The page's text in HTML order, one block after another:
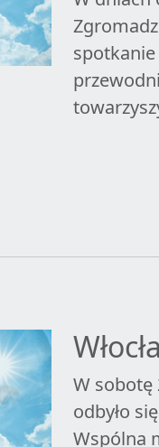
W sobotę
odbyło
Wspólna